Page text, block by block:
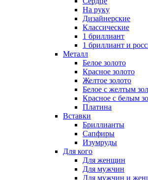
На руку
Дизайнерские
Классические
1 бриллиант
1 бриллиант и
Металл
Белое золото
Красное золото
Желтое золото
Белое с желтым
Красное с белым
Платина
Вставки
Бриллианты
Сапфиры
Изумруды
Для кого
Для женщин
Для мужчин
Для мужчин и